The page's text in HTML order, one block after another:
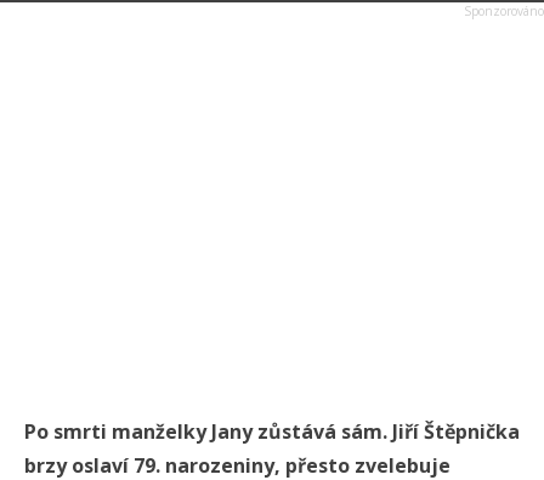
Po smrti manželky Jany zůstává sám. Jiří Štěpnička
brzy oslaví 79. narozeniny, přesto zvelebuje